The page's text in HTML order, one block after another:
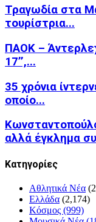
Τραγωδία στα
τουρίστρια...
ΠΑΟΚ –
17’’,...
35 χρόνια
οποίο...
αλλά έγκλημα
Kατηγορίες
Αθλητικά Νέα
Ελλάδα (2,174)
Κόσμος (999)